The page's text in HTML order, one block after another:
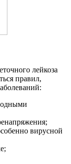
лейкоза
правил,
вирусной